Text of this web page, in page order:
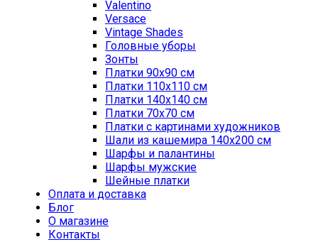
Valentino
Versace
Vintage Shades
Головные уборы
Зонты
Платки 90х90 см
Платки 110х110 см
Платки 140х140 см
Платки 70х70 см
Платки с картинами художников
Шали из кашемира 140х200 см
Шарфы и палантины
Шарфы мужские
Шейные платки
Оплата и доставка
Блог
О магазине
Контакты